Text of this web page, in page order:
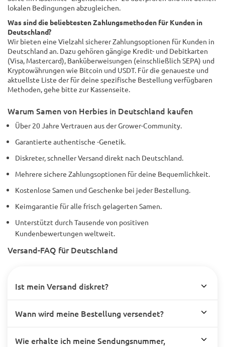
lokalen Bedingungen abzugleichen.
Was sind die beliebtesten Zahlungsmethoden für Kunden in
Deutschland?
Wir bieten eine Vielzahl sicherer Zahlungsoptionen für Kunden in
Deutschland an. Dazu gehören gängige Kredit- und Debitkarten
(Visa, Mastercard), Banküberweisungen (einschließlich SEPA) und
Kryptowährungen wie Bitcoin und USDT. Für die genaueste und
aktuellste Liste der für deine spezifische Bestellung verfügbaren
Methoden, gehe bitte zur Kassenseite.
Warum Samen von Herbies in Deutschland kaufen
Über 20 Jahre Vertrauen aus der Grower-Community.
Garantierte authentische -Genetik.
Diskreter, schneller Versand direkt nach Deutschland.
Mehrere sichere Zahlungsoptionen für deine Bequemlichkeit.
Kostenlose Samen und Geschenke bei jeder Bestellung.
Keimgarantie für alle frisch gelagerten Samen.
Unterstützt durch Tausende von positiven
Kundenbewertungen weltweit.
Versand-FAQ für Deutschland
Ist mein Versand diskret?
Wann wird meine Bestellung versendet?
Wie erhalte ich meine Sendungsnummer,